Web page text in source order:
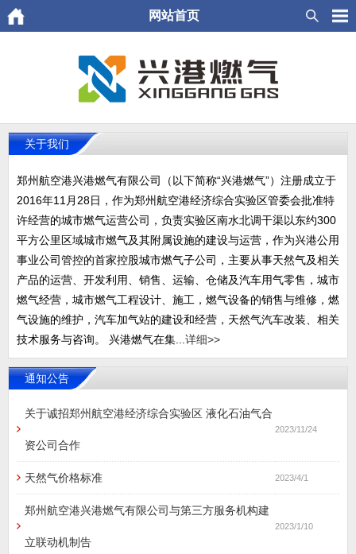
网站首页
关于我们
郑州航空港兴港燃气有限公司（以下简称“兴港燃气”）注册成立于
2016年11月28日，作为郑州航空港经济综合实验区管委会批准特
许经营的城市燃气运营公司，负责实验区南水北调干渠以东约300
平方公里区域城市燃气及其附属设施的建设与运营，作为兴港公用
事业公司管控的首家控股城市燃气子公司，主要从事天然气及相关
产品的运营、开发利用、销售、运输、仓储及汽车用气零售，城市
燃气经营，城市燃气工程设计、施工，燃气设备的销售与维修，燃
气设施的维护，汽车加气站的建设和经营，天然气汽车改装、相关
技术服务与咨询。 兴港燃气在集... 详细>>
通知公告
关于诚招郑州航空港经济综合实验区 液化石油气合
资公司合作
2023/11/24
天然气价格标准 2023/4/1
郑州航空港兴港燃气有限公司与第三方服务机构建
立联动机制告
2023/1/10